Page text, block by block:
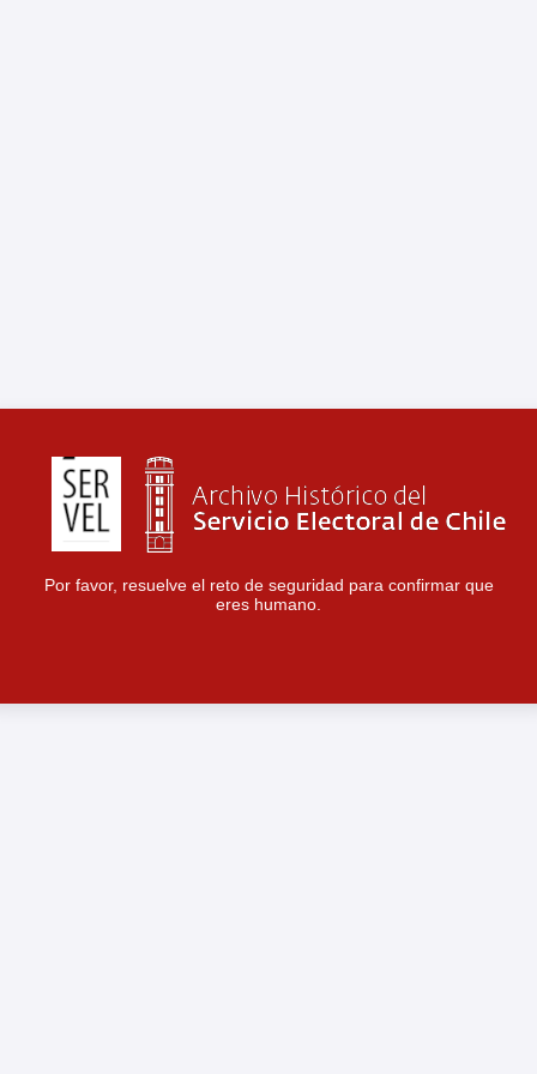
Por favor, resuelve el reto de seguridad para confirmar que
eres humano.